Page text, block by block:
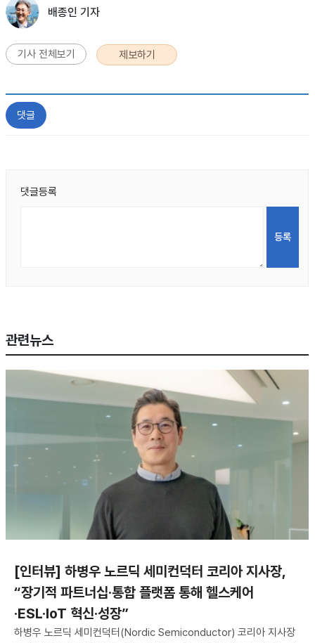
배종인 기자
기사 전체보기 제보하기
댓글
댓글등록
관련뉴스
[인터뷰] 하병우 노르딕 세미컨덕터 코리아 지사장,
“장기적 파트너십·통합 플랫폼 통해 헬스케어
·ESL·IoT 혁신·성장”
하병우 노르딕 세미컨덕터(Nordic Semiconductor) 코리아 지사장